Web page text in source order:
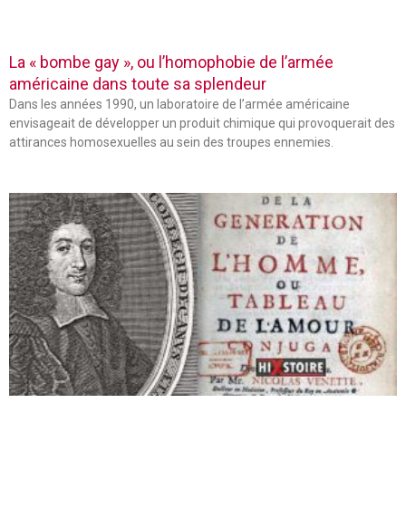
La « bombe gay », ou l’homophobie de l’armée
américaine dans toute sa splendeur
Dans les années 1990, un laboratoire de l’armée américaine
envisageait de développer un produit chimique qui provoquerait des
attirances homosexuelles au sein des troupes ennemies.